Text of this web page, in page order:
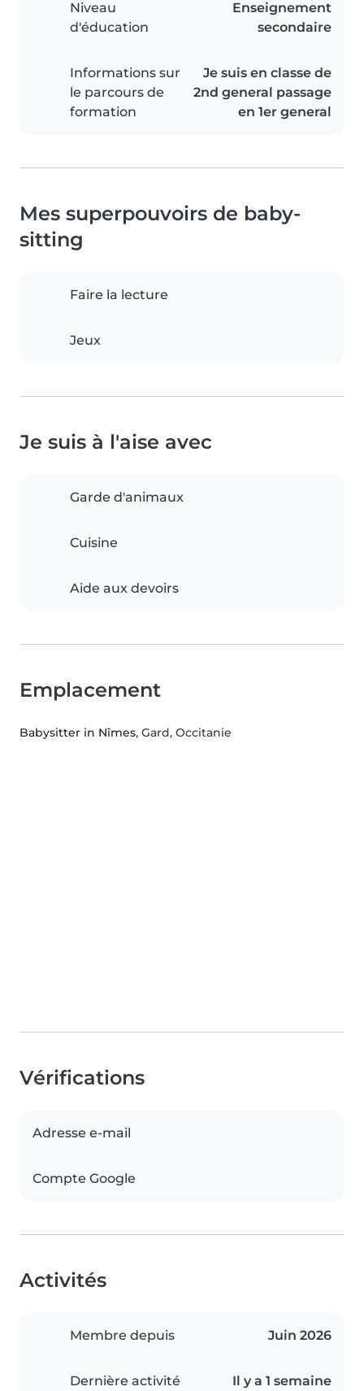
Niveau
d'éducation
Enseignement
secondaire
Informations sur
le parcours de
formation
Je suis en classe de
2nd general passage
en 1er general
Mes superpouvoirs de baby-
sitting
Faire la lecture
Jeux
Je suis à l'aise avec
Garde d'animaux
Cuisine
Aide aux devoirs
Emplacement
Babysitter in Nîmes, Gard, Occitanie
Vérifications
Adresse e-mail
Compte Google
Activités
Membre depuis Juin 2026
Dernière activité Il y a 1 semaine